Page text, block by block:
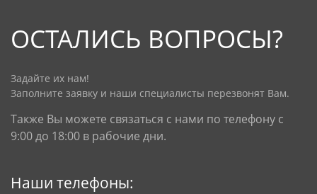
ОСТАЛИСЬ ВОПРОСЫ?
Задайте их нам!
Заполните заявку и наши специалисты перезвонят Вам.
Также Вы можете связаться с нами по телефону с
9:00 до 18:00 в рабочие дни.
Наши телефоны: